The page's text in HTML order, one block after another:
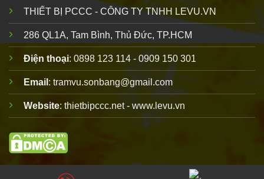
THIẾT BỊ PCCC - CÔNG TY TNHH LEVU.VN
286 QL1A, Tam Bình, Thủ Đức, TP.HCM
Điện thoại: 0898 123 114 - 0909 150 301
Email : tramvu.sonbang@gmail.com
Website: thietbipccc.net - www.levu.vn